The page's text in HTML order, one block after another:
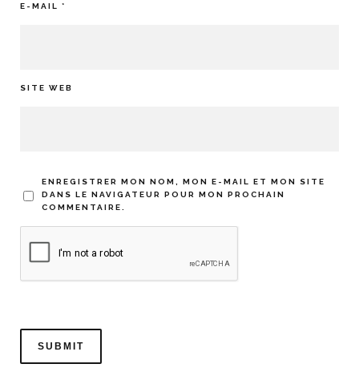
E-MAIL *
SITE WEB
ENREGISTRER MON NOM, MON E-MAIL ET MON SITE
DANS LE NAVIGATEUR POUR MON PROCHAIN
COMMENTAIRE.